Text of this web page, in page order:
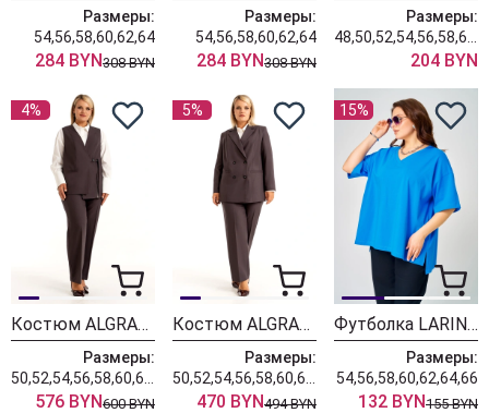
Размеры:
54,56,58,60,62,64
284 BYN308 BYN
Размеры:
54,56,58,60,62,64
284 BYN308 BYN
Размеры:
204 BYN
4%
Костюм ALGRANDA (Новелла Шарм) 4171
Размеры:
576 BYN600 BYN
5%
Костюм ALGRANDA (Новелла Шарм) 4175
Размеры:
470 BYN494 BYN
15%
Футболка LARINI 090 васильковый
Размеры:
54,56,58,60,62,64,66
132 BYN155 BYN